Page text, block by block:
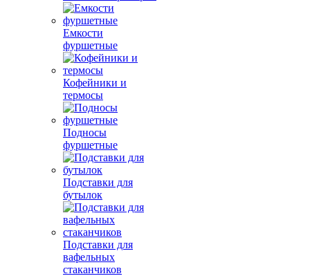
Емкости
фуршетные
Кофейники и
термосы
Подносы
фуршетные
Подставки для
бутылок
Подставки для
вафельных
стаканчиков